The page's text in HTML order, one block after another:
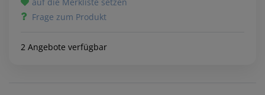
Frage zum Produkt
2 Angebote verfügbar